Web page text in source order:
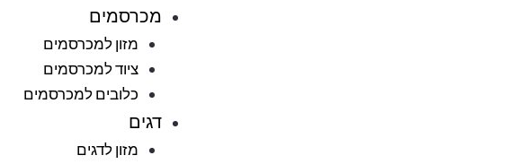
מכרסמים
מזון למכרסמים
ציוד למכרסמים
כלובים למכרסמים
דגים
מזון לדגים